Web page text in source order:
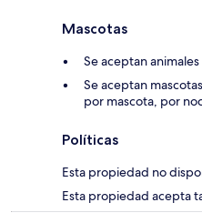
Mascotas
Se aceptan
Se aceptan
por mascota, por
Políticas
Esta propiedad no
Esta propiedad acepta